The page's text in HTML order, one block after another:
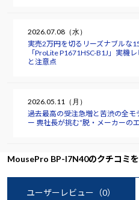
2026.07.08（水）
実売2万円を切るリーズナブルな
「ProLite P1671HSC-B1J」実
と注意点
2026.05.11（月）
過去最高の受注急増と苦渋の全モ
ー 軣社長が挑む“脱・メーカーの
MousePro BP-I7N40のクチコミ
ユーザーレビュー （0）